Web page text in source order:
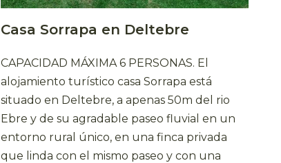
Casa Sorrapa en Deltebre
CAPACIDAD MÁXIMA 6 PERSONAS. El
alojamiento turístico casa Sorrapa está
situado en Deltebre, a apenas 50m del rio
Ebre y de su agradable paseo fluvial en un
entorno rural único, en una finca privada
que linda con el mismo paseo y con una